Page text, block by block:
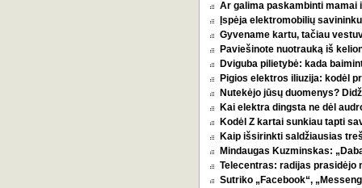
Ar galima paskambinti mamai
Įspėja elektromobilių
Gyvename kartu, tačiau
Paviešinote nuotrauką iš
Dviguba pilietybė: kada
Pigios elektros iliuzija: kodėl
Nutekėjo jūsų duomenys?
Kai elektra dingsta ne dėl
Kodėl Z kartai sunkiau tapti
Kaip išsirinkti saldžiausias
Mindaugas Kuzminskas:
Telecentras: radijas prasidėjo
Sutriko „Facebook“,